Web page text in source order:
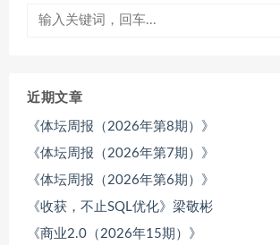
近期文章
《体坛周报（2026年第8期）》
《体坛周报（2026年第7期）》
《体坛周报（2026年第6期）》
《收获，不止SQL优化》梁敬彬
《商业2.0（2026年15期）》